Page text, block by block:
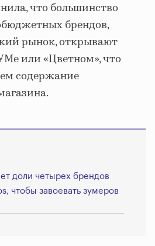
что большинство
брендов,
рынок, открывают
или «Цветном», что
содержание
доли четырех брендов
чтобы завоевать зумеров